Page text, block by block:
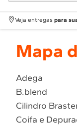
Termos mais
1º Geladeira
2
Fogao
4 º Lava Louça
5 º Cooktop
6º Microondas
7º Forno
Veja entregas para
Mapa
Adega
B.blend
Cilindro
Coifa e